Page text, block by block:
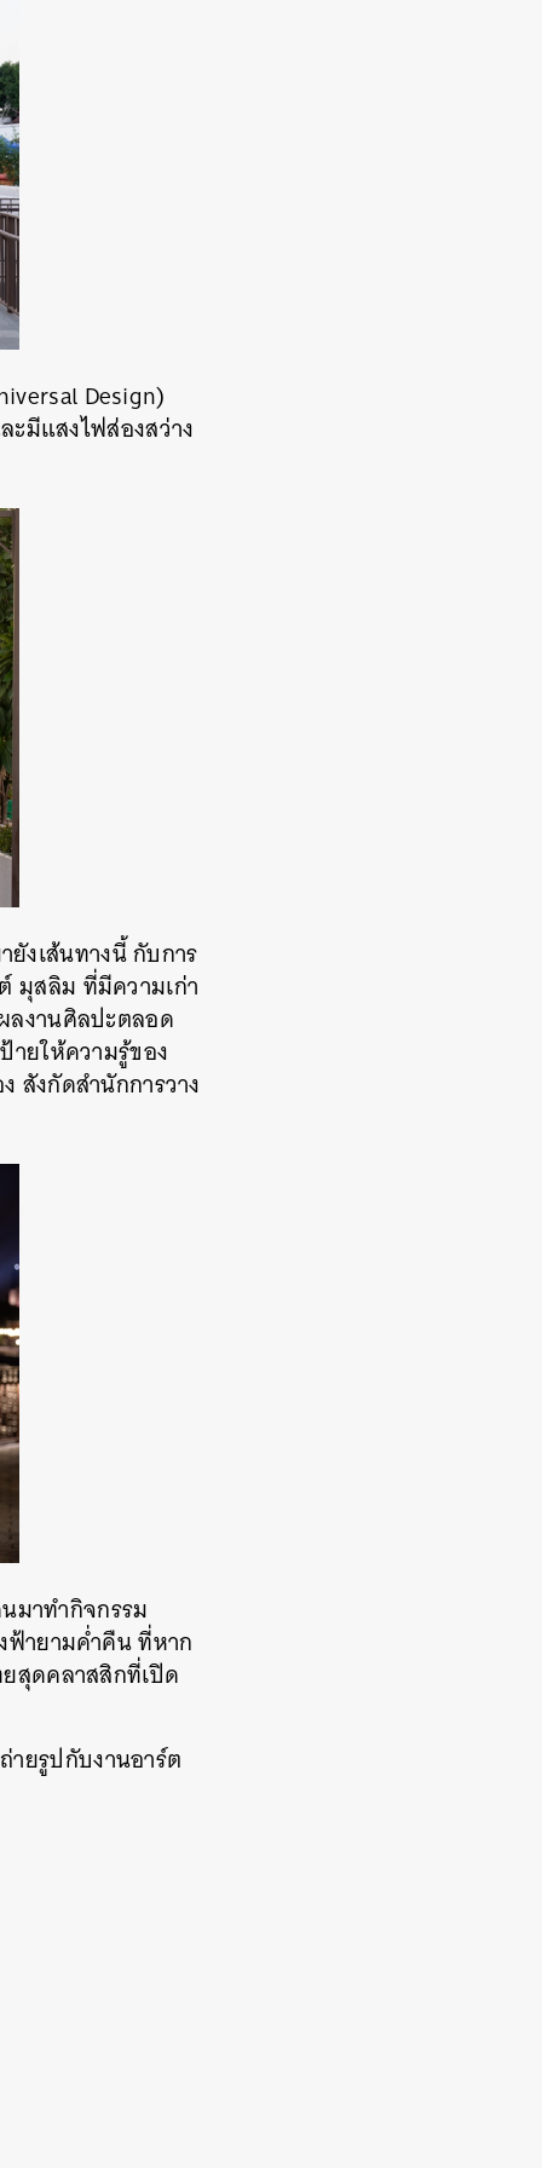
Design)
ะมีแสงไฟส่องสว่าง
งเส้นทางนี้ กับการ
สลิม ที่มีความเก่า
งานศิลปะตลอด
ยให้ความรู้ของ
สังกัดสำนักการวาง
มาทำกิจกรรม
ฟ้ายามค่ำคืน ที่หาก
สุดคลาสสิกที่เปิด
ายรูปกับงานอาร์ต